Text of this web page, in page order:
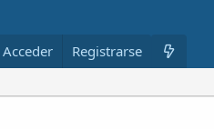
Nuevo Miembros
Acceder Registrarse